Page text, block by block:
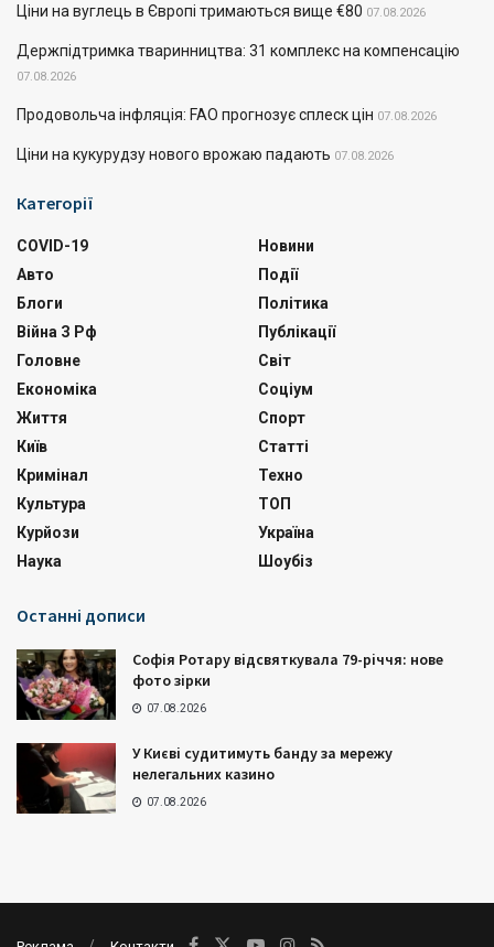
Ціни на вуглець в Європі тримаються вище €80 07.08.2026
Держпідтримка тваринництва: 31 комплекс на компенсацію
07.08.2026
Продовольча інфляція: FAO прогнозує сплеск цін 07.08.2026
Ціни на кукурудзу нового врожаю падають 07.08.2026
Категорії
COVID-19
Авто
Блоги
Війна З Рф
Головне
Економіка
Життя
Київ
Кримінал
Культура
Курйози
Наука
Новини
Події
Політика
Публікації
Світ
Соціум
Спорт
Статті
Техно
ТОП
Україна
Шоубіз
Останні дописи
Софія Ротару відсвяткувала 79-річчя: нове
фото зірки
07.08.2026
У Києві судитимуть банду за мережу
нелегальних казино
07.08.2026